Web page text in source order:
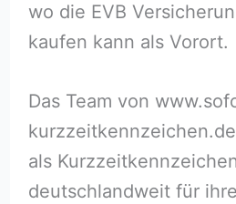
wo die EVB
kaufen kann als Vorort.
Das Team von
als
deutschlandweit für ihre